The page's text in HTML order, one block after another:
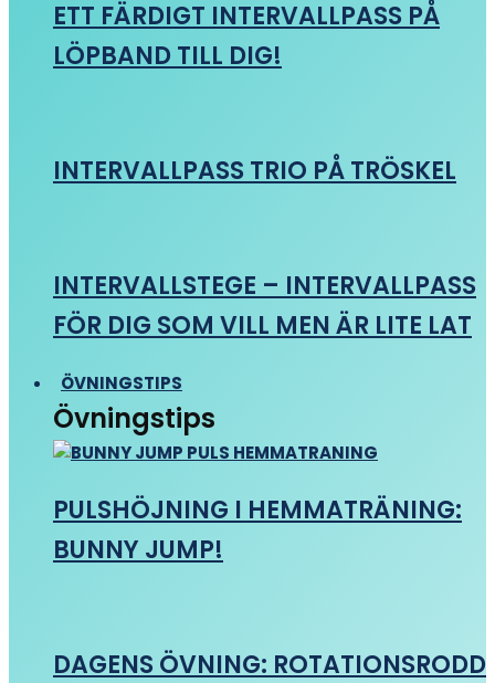
ETT FÄRDIGT INTERVALLPASS PÅ
LÖPBAND TILL DIG!
INTERVALLPASS TRIO PÅ TRÖSKEL
INTERVALLSTEGE – INTERVALLPASS
FÖR DIG SOM VILL MEN ÄR LITE LAT
ÖVNINGSTIPS
Övningstips
PULSHÖJNING I HEMMATRÄNING:
BUNNY JUMP!
DAGENS ÖVNING: ROTATIONSRODD